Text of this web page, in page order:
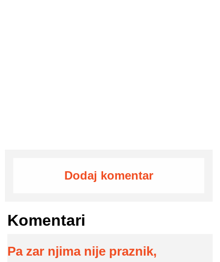
Dodaj komentar
Komentari
Pa zar njima nije praznik,